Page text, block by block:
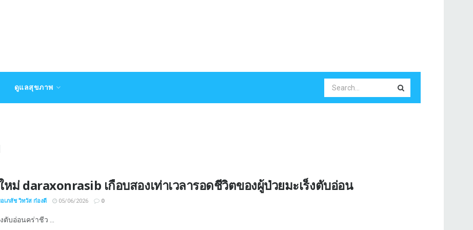
ดูแลสุขภาพ
หม่ daraxonrasib เกือบสองเท่าเวลารอดชีวิตของผู้ป่วยมะเร็งตับอ่อน
เภสัช วิทวัส ก๋องดี 05/06/2026 0
ตับอ่อนคร่าชีว ...